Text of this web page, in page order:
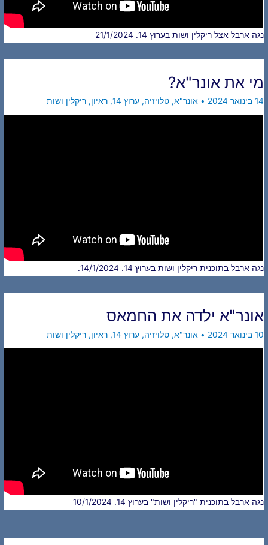
נגה ארבל אצל ריקלין ושות בערוץ 14. 21/1/2024
מי את אונר"א?
14 בינואר 2024 • אונר"א, טלויזיה, ערוץ 14 , ראיון, ריקלין ושות
נגה ארבל בתוכנית ריקלין ושות בערוץ 14. 14/1/2024.
אונר"א ילדה את החמאס
10 בינואר 2024 • אונר"א, טלויזיה, ערוץ 14 , ראיון, ריקלין ושות
נגה ארבל בתוכנית "ריקלין ושות" בערוץ 14. 10/1/2024